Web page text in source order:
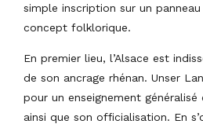
simple inscription sur un
concept folklorique.
En premier lieu, l’Alsace est
de son ancrage rhénan. Unser
pour un enseignement généralisé
ainsi que son officialisation. En